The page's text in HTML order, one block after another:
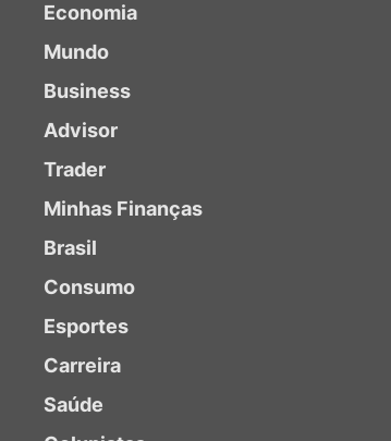
Economia
Mundo
Business
Advisor
Trader
Minhas Finanças
Brasil
Consumo
Esportes
Carreira
Saúde